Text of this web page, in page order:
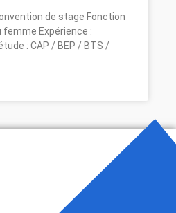
de stage Fonction
femme Expérience :
: CAP / BEP / BTS /